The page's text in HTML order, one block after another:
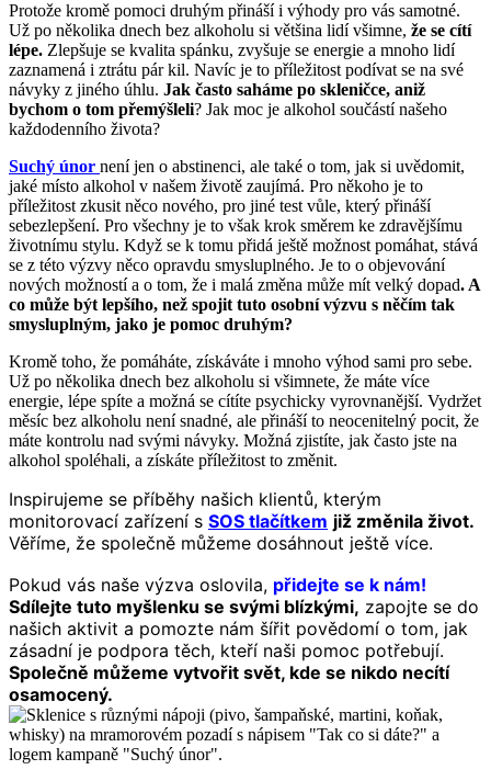
Protože kromě pomoci druhým přináší i výhody pro vás samotné.
Už po několika dnech bez alkoholu si většina lidí všimne, že se cítí
lépe. Zlepšuje se kvalita spánku, zvyšuje se energie a mnoho lidí
zaznamená i ztrátu pár kil. Navíc je to příležitost podívat se na své
návyky z jiného úhlu. Jak často saháme po skleničce, aniž
bychom o tom přemýšleli? Jak moc je alkohol součástí našeho
každodenního života?
Suchý únor není jen o abstinenci, ale také o tom, jak si uvědomit,
jaké místo alkohol v našem životě zaujímá. Pro někoho je to
příležitost zkusit něco nového, pro jiné test vůle, který přináší
sebezlepšení. Pro všechny je to však krok směrem ke zdravějšímu
životnímu stylu. Když se k tomu přidá ještě možnost pomáhat, stává
se z této výzvy něco opravdu smysluplného. Je to o objevování
nových možností a o tom, že i malá změna může mít velký dopad. A
co může být lepšího, než spojit tuto osobní výzvu s něčím tak
smysluplným, jako je pomoc druhým?
Kromě toho, že pomáháte, získáváte i mnoho výhod sami pro sebe.
Už po několika dnech bez alkoholu si všimnete, že máte více
energie, lépe spíte a možná se cítíte psychicky vyrovnanější. Vydržet
měsíc bez alkoholu není snadné, ale přináší to neocenitelný pocit, že
máte kontrolu nad svými návyky. Možná zjistíte, jak často jste na
alkohol spoléhali, a získáte příležitost to změnit.
Inspirujeme se příběhy našich klientů, kterým
monitorovací zařízení s SOS tlačítkem již změnila život.
Věříme, že společně můžeme dosáhnout ještě více.
Pokud vás naše výzva oslovila, přidejte se k nám!
Sdílejte tuto myšlenku se svými blízkými, zapojte se do
našich aktivit a pomozte nám šířit povědomí o tom, jak
zásadní je podpora těch, kteří naši pomoc potřebují.
Společně můžeme vytvořit svět, kde se nikdo necítí
osamocený.